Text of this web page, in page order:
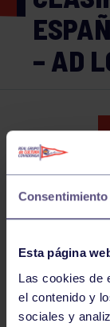
Consentimiento
Esta página
Las cookies de
el contenido y
sociales y
– AD